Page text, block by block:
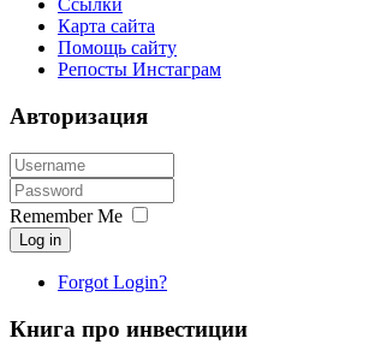
Ссылки
Карта сайта
Помощь сайту
Репосты Инстаграм
Авторизация
Remember Me
Log in
Forgot Login?
Книга про инвестиции